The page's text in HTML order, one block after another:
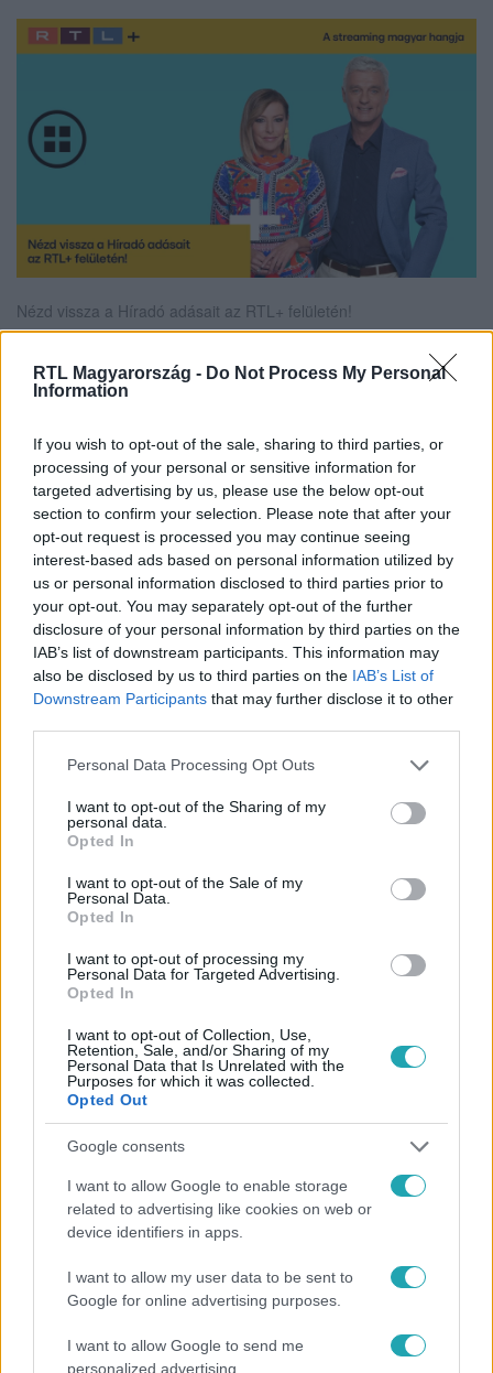
RTL Magyarország - Do Not Process My Personal
Information
If you wish to opt-out of the sale, sharing to third parties, or
processing of your personal or sensitive information for
targeted advertising by us, please use the below opt-out
section to confirm your selection. Please note that after your
opt-out request is processed you may continue seeing
interest-based ads based on personal information utilized by
us or personal information disclosed to third parties prior to
your opt-out. You may separately opt-out of the further
disclosure of your personal information by third parties on the
IAB’s list of downstream participants. This information may
also be disclosed by us to third parties on the IAB’s List of
Downstream Participants that may further disclose it to other
Please note that this website/app uses one or more Google
not limited to your visit or usage behaviour. You may click to
grant or deny consent to Google and its third-party tags to
use your data for below specified purposes in below Google
consent section.
Personal Data Processing Opt Outs
I want to opt-out of the Sharing of my
personal data.
Opted In
I want to opt-out of the Sale of my
Personal Data.
Opted In
I want to opt-out of processing my
Personal Data for Targeted Advertising.
Opted In
I want to opt-out of Collection, Use,
Retention, Sale, and/or Sharing of my
Personal Data that Is Unrelated with the
Purposes for which it was collected.
Opted Out
Google consents
I want to allow Google to enable storage
related to advertising like cookies on web or
device identifiers in apps.
I want to allow my user data to be sent to
Google for online advertising purposes.
I want to allow Google to send me
personalized advertising.
Nézd vissza a Híradó adásait az RTL+ felületén!
Kövess minket, és értesülj a friss hírekről a
Követem
OROSZ-UKRÁN HÁBORÚ
Népszerű